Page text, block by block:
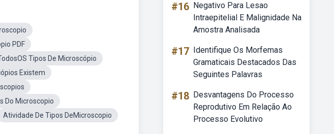
PDF
Tipos De Microscópio
Existem
Do Microscopio
Atividade De Tipos DeMicroscopio
#16 Negativo Para Lesao
Intraepitelial E Malignidade Na
Amostra Analisada
#17 Identifique Os Morfemas
Gramaticais Destacados Das
Seguintes Palavras
#18 Desvantagens Do Processo
Reprodutivo Em Relação Ao
Processo Evolutivo